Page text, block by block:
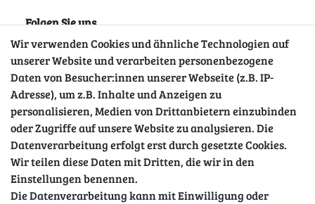
Folgen Sie uns
Sicher einkaufen
Wir verwenden Cookies und ähnliche Technologien auf
unserer Website und verarbeiten personenbezogene
Daten von Besucher:innen unserer Webseite (z.B. IP-
Adresse), um z.B. Inhalte und Anzeigen zu
personalisieren, Medien von Drittanbietern einzubinden
oder Zugriffe auf unsere Website zu analysieren. Die
Datenverarbeitung erfolgt erst durch gesetzte Cookies.
Wir teilen diese Daten mit Dritten, die wir in den
Einstellungen benennen.
Die Datenverarbeitung kann mit Einwilligung oder